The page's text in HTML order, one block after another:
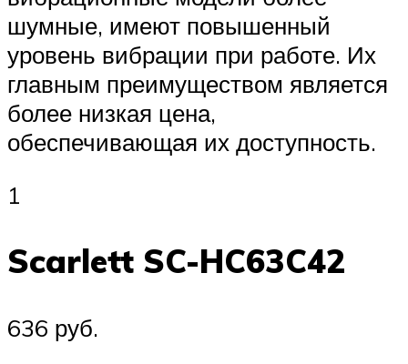
шумные, имеют повышенный
уровень вибрации при работе. Их
главным преимуществом является
более низкая цена,
обеспечивающая их доступность.
1
Scarlett SC-HC63C42
636 руб.